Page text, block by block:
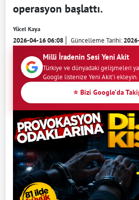
operasyon başlattı.
Yücel Kaya
2026-04-16 06:08 Güncelleme Tarihi:
Milli İradenin Sesi Yeni Akit
Türkiye ve dünyadaki gelişmeleri
Google listenize Yeni Akit'i ekleyin.
⭐ Bizi Google'da